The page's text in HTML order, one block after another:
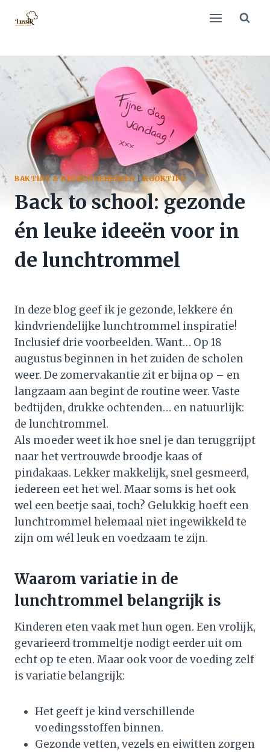
naar
BAKTIPS & KEUKENGEHEIMEN|KOOKTIPS
Back to school: gezonde
én leuke ideeën voor in
de lunchtrommel
In deze blog geef ik je gezonde, lekkere én
kindvriendelijke lunchtrommel inspiratie!
Inclusief drie voorbeelden. Want… Op 18
augustus beginnen in het zuiden de scholen
weer. De zomervakantie zit er bijna op – en
langzaam aan begint de routine weer. Vaste
bedtijden, drukke ochtenden… en natuurlijk:
de lunchtrommel.
Als moeder weet ik hoe snel je dan teruggrijpt
naar het vertrouwde broodje kaas of
pindakaas. Lekker makkelijk, snel gesmeerd,
iedereen eet het wel. Maar soms is het ook
wel een beetje saai, toch? Gelukkig hoeft een
lunchtrommel helemaal niet ingewikkeld te
zijn om wél leuk en voedzaam te zijn.
Waarom variatie in de
lunchtrommel belangrijk is
Kinderen eten vaak met hun ogen. Een vrolijk,
gevarieerd trommeltje nodigt eerder uit om
echt op te eten. Maar ook voor de voeding zelf
is variatie belangrijk:
Het geeft je kind verschillende
voedingsstoffen binnen.
Gezonde vetten, vezels en eiwitten zorgen